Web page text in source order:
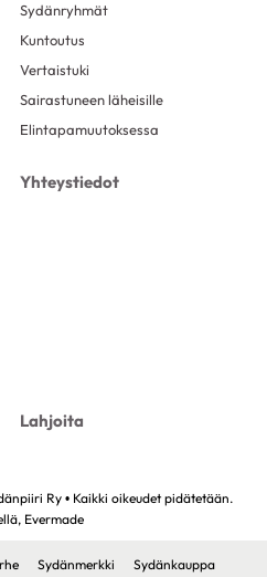
Sydänryhmät
Kuntoutus
Vertaistuki
Sairastuneen läheisille
Elintapamuutoksessa
Yhteystiedot
Lahjoita
Ry • Kaikki oikeudet pidätetään.
Evermade
Sydänmerkki Sydänkauppa